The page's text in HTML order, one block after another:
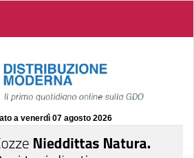
a venerdì 07 agosto 2026